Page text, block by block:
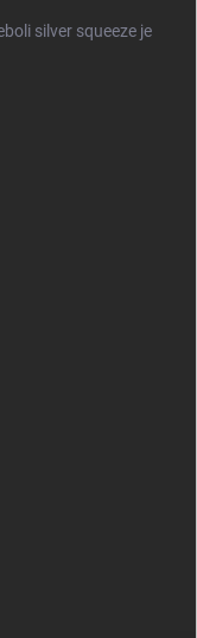
silver squeeze je